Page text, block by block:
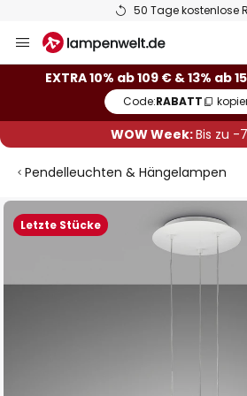
50 Tage kostenlose
Inhalt
springen
EXTRA 10% ab 109 € & 13% ab
Code:RABATT
WOW Week:Bis zu -
Pendelleuchten & Hängelampen
Letzte Stücke
Zum
Ende